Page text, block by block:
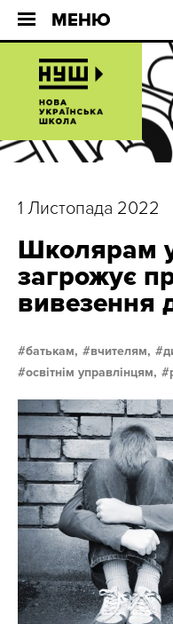
МЕНЮ
1 Листопада 2022
Школярам
загрожує
вивезення
батькам, вчителям,
освітнім управлінцям,